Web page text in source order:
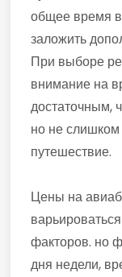
общее время в
заложить
При выборе
внимание на
достаточным,
но не слишком
путешествие.
Цены на
факторов. но
дня недели,